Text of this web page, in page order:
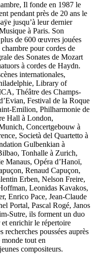
Il fonde en 1987 le
pendant près de 20 ans le
jusqu’à leur dernier
à Paris. Son
de 600 œuvres jouées
pour cordes de
des Sonates de Mozart
à cordes de Haydn.
internationales,
Library of
Théâtre des Champs-
Festival de la Roque
Emilion, Philharmonie de
Hall à London,
Concertgebouw à
Società del Quartetto à
Gulbenkian à
Tonhalle à Zurich,
Manaus, Opéra d’Hanoï,
Renaud Capuçon,
Erben, Nelson Freire,
Leonidas Kavakos,
Enrico Pace, Jean-Claude
Portal, Pascal Rogé, Janos
Sutre, ils forment un duo
et enrichir le répertoire
poussées auprès
tout en
compositeurs.